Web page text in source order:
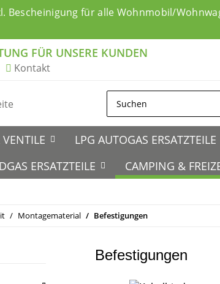
Bescheinigung für alle Wohnmobil/
FÜR UNSERE KUNDEN
Kontakt
LPG AUTOGAS ERSATZTEILE
ERSATZTEILE
CAMPING &
Montagematerial Befestigungen
Befestigungen